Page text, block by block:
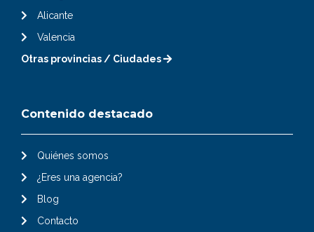
Alicante
Valencia
Otras provincias / Ciudades
Contenido destacado
Quiénes somos
¿Eres una agencia?
Blog
Contacto